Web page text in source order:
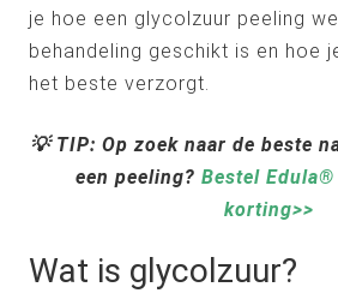
je hoe een glycolzuur peeling
behandeling geschikt is en hoe
het beste verzorgt.
💡 TIP: Op zoek naar de beste
een peeling? Bestel
korting>>
Wat is glycolzuur?